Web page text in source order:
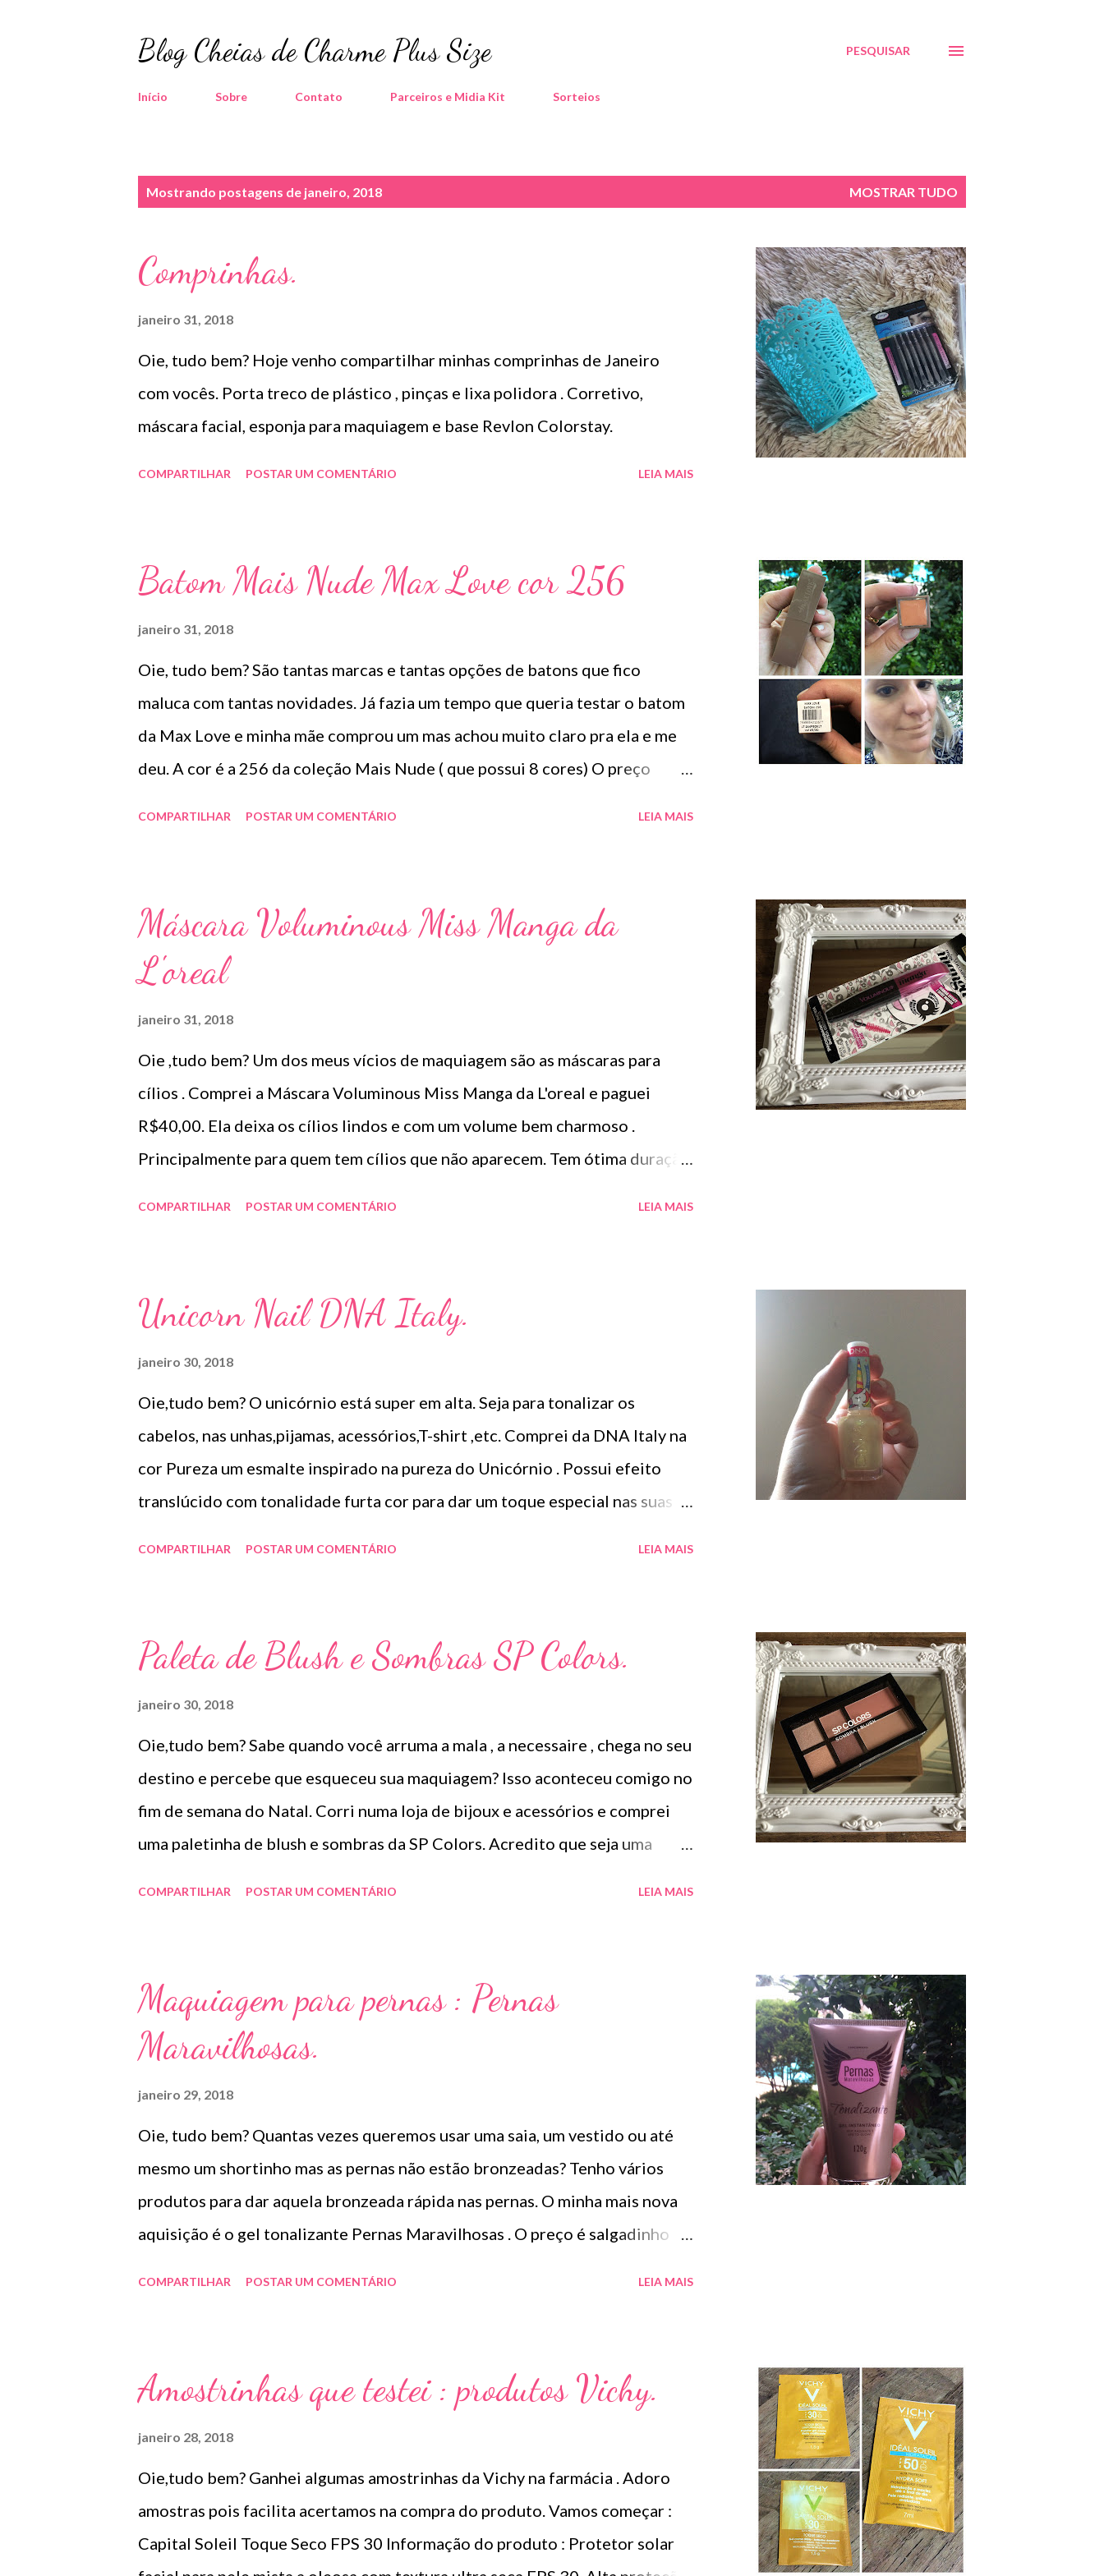
Blog Cheias de Charme Plus Size PESQUISAR
Início Sobre Contato Parceiros e Midia Kit Sorteios
Mostrando postagens de janeiro, 2018 MOSTRAR TUDO
Comprinhas.
janeiro 31, 2018
Oie, tudo bem? Hoje venho compartilhar minhas comprinhas de Janeiro
com vocês. Porta treco de plástico , pinças e lixa polidora . Corretivo,
máscara facial, esponja para maquiagem e base Revlon Colorstay.
COMPARTILHAR POSTAR UM COMENTÁRIO LEIA MAIS
Batom Mais Nude Max Love cor 256
janeiro 31, 2018
Oie, tudo bem? São tantas marcas e tantas opções de batons que fico
maluca com tantas novidades. Já fazia um tempo que queria testar o batom
da Max Love e minha mãe comprou um mas achou muito claro pra ela e me
deu. A cor é a 256 da coleção Mais Nude ( que possui 8 cores) O preço
tem boa duração . Achei que fica perfeito para fazer degradê. Gostei do
produto mas acho que compraria em outra cor.
COMPARTILHAR POSTAR UM COMENTÁRIO LEIA MAIS
Máscara Voluminous Miss Manga da
L'oreal
janeiro 31, 2018
Oie ,tudo bem? Um dos meus vícios de maquiagem são as máscaras para
cílios . Comprei a Máscara Voluminous Miss Manga da L'oreal e paguei
R$40,00. Ela deixa os cílios lindos e com um volume bem charmoso .
Principalmente para quem tem cílios que não aparecem. Tem ótima duração
COMPARTILHAR POSTAR UM COMENTÁRIO LEIA MAIS
Unicorn Nail DNA Italy.
janeiro 30, 2018
Oie,tudo bem? O unicórnio está super em alta. Seja para tonalizar os
cabelos, nas unhas,pijamas, acessórios,T-shirt ,etc. Comprei da DNA Italy na
cor Pureza um esmalte inspirado na pureza do Unicórnio . Possui efeito
translúcido com tonalidade furta cor para dar um toque especial nas suas
COMPARTILHAR POSTAR UM COMENTÁRIO LEIA MAIS
Paleta de Blush e Sombras SP Colors.
janeiro 30, 2018
Oie,tudo bem? Sabe quando você arruma a mala , a necessaire , chega no seu
destino e percebe que esqueceu sua maquiagem? Isso aconteceu comigo no
fim de semana do Natal. Corri numa loja de bijoux e acessórios e comprei
uma paletinha de blush e sombras da SP Colors. Acredito que seja uma
COMPARTILHAR POSTAR UM COMENTÁRIO LEIA MAIS
Maquiagem para pernas : Pernas
Maravilhosas.
janeiro 29, 2018
Oie, tudo bem? Quantas vezes queremos usar uma saia, um vestido ou até
mesmo um shortinho mas as pernas não estão bronzeadas? Tenho vários
produtos para dar aquela bronzeada rápida nas pernas. O minha mais nova
aquisição é o gel tonalizante Pernas Maravilhosas . O preço é salgadinho
COMPARTILHAR POSTAR UM COMENTÁRIO LEIA MAIS
Amostrinhas que testei : produtos Vichy.
janeiro 28, 2018
Oie,tudo bem? Ganhei algumas amostrinhas da Vichy na farmácia . Adoro
amostras pois facilita acertamos na compra do produto. Vamos começar :
Capital Soleil Toque Seco FPS 30 Informação do produto : Protetor solar